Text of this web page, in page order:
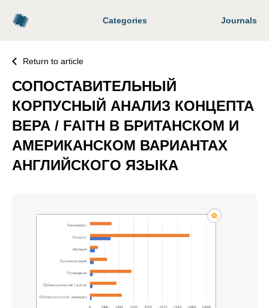
Categories Journals
Return to article
СОПОСТАВИТЕЛЬНЫЙ
КОРПУСНЫЙ АНАЛИЗ КОНЦЕПТА
ВЕРА / FAITH В БРИТАНСКОМ И
АМЕРИКАНСКОМ ВАРИАНТАХ
АНГЛИЙСКОГО ЯЗЫКА